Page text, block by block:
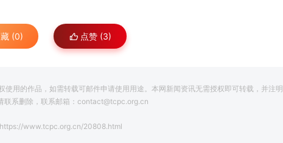
(0) 点赞 (3)
用的作品，如需转载可邮件申请使用用途。本网新闻资讯无需授权即可转载，并注明
联系删除，联系邮箱：contact@tcpc.org.cn
https://www.tcpc.org.cn/20808.html